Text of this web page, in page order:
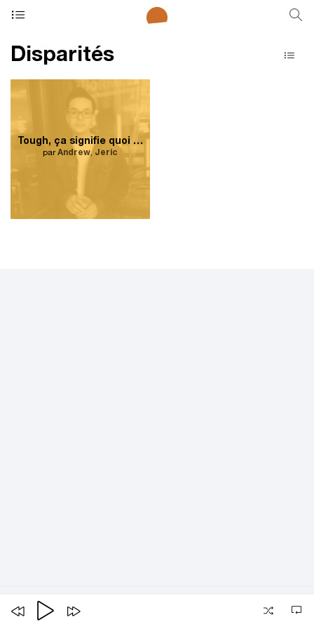
Disparités
Tough, ça signifie quoi pour vous ?
parAndrew, Jeric